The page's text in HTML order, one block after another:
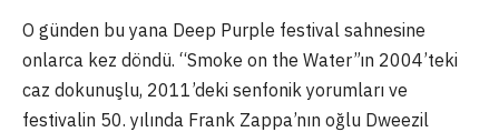
O günden bu yana Deep Purple festival sahnesine
onlarca kez döndü. “Smoke on the Water”ın 2004’teki
caz dokunuşlu, 2011’deki senfonik yorumları ve
festivalin 50. yılında Frank Zappa’nın oğlu Dweezil